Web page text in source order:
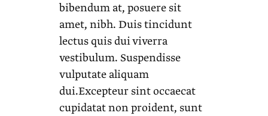
bibendum at, posuere sit
amet, nibh. Duis tincidunt
lectus quis dui viverra
vestibulum. Suspendisse
vulputate aliquam
dui.Excepteur sint occaecat
cupidatat non proident, sunt